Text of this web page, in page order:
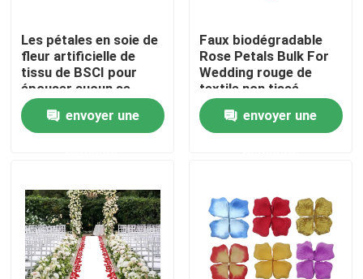
Maison
Des produits
À propos de nous
Contrôle de qualité
Les pétales en soie de
fleur artificielle de
tissu de BSCI pour
épouser aucun se
fanent
envoyer une
Faux biodégradable
Rose Petals Bulk For
Wedding rouge de
textile non tissé
envoyer une